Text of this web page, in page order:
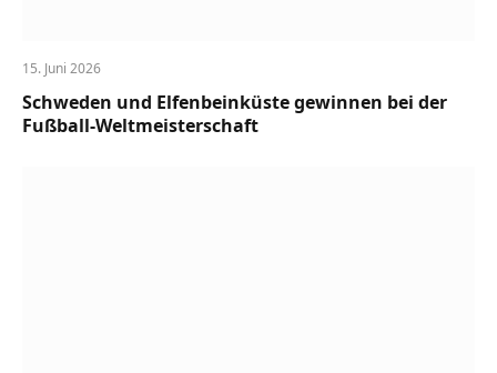
15. Juni 2026
Schweden und Elfenbeinküste gewinnen bei der
Fußball-Weltmeisterschaft